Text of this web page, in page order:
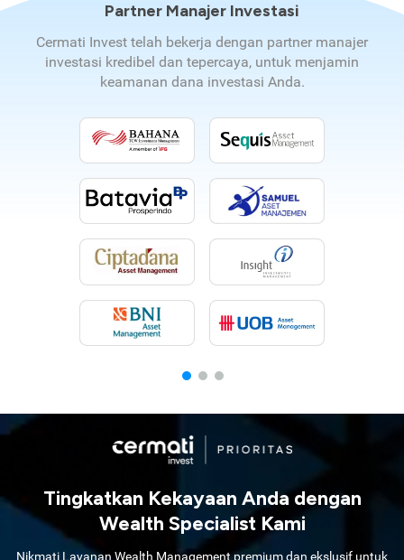
Partner Manajer Investasi
Cermati Invest telah bekerja dengan partner manajer
investasi kredibel dan tepercaya, untuk menjamin
keamanan dana investasi Anda.
Tingkatkan Kekayaan Anda dengan
Wealth Specialist Kami
Nikmati Layanan Wealth Management premium dan ekslusif untuk